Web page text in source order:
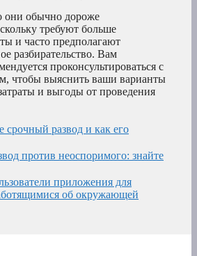
они обычно дороже
требуют больше
и часто предполагают
разбирательство. Вам
проконсультироваться с
чтобы выяснить ваши варианты
и выгоды от проведения
срочный развод и как его
против неоспоримого: знайте
приложения для
об окружающей